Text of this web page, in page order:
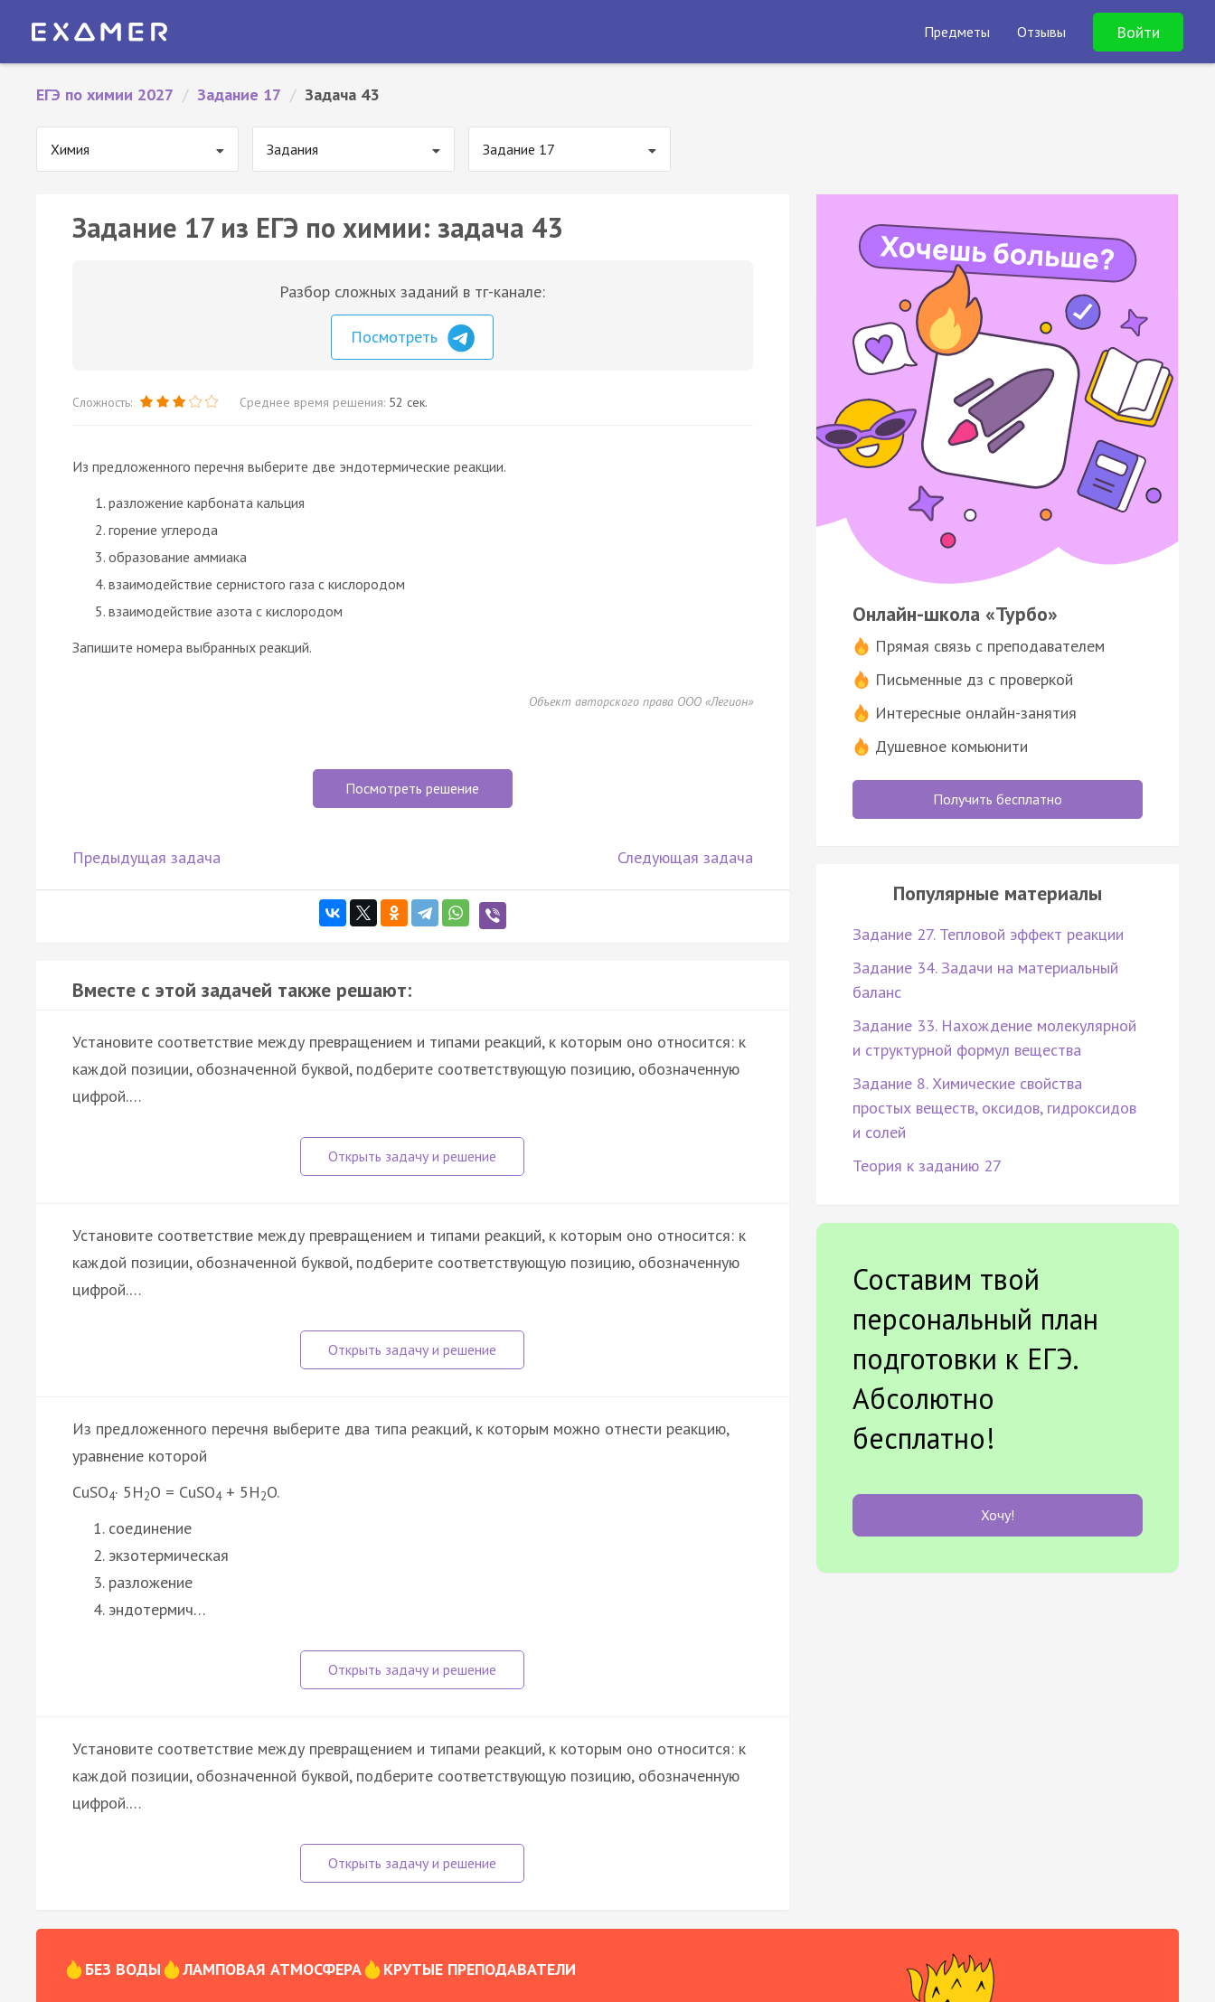
Предметы Отзывы Войти
ЕГЭ по химии 2027 / Задание 17 / Задача 43
Химия Задания Задание 17
Задание 17 из ЕГЭ по химии: задача 43
Разбор сложных заданий в тг-канале:
Посмотреть
Сложность: Среднее время решения: 52 сек.
Из предложенного перечня выберите две эндотермические реакции.
разложение карбоната кальция
горение углерода
образование аммиака
взаимодействие сернистого газа с кислородом
взаимодействие азота с кислородом
Запишите номера выбранных реакций.
Объект авторского права ООО «Легион»
Посмотреть решение
Предыдущая задача Следующая задача
Вместе с этой задачей также решают:
Установите соответствие между превращением и типами реакций, к которым оно относится: к
каждой позиции, обозначенной буквой, подберите соответствующую позицию, обозначенную
цифрой.…
Установите соответствие между превращением и типами реакций, к которым оно относится: к
каждой позиции, обозначенной буквой, подберите соответствующую позицию, обозначенную
цифрой.…
Из предложенного перечня выберите два типа реакций, к которым можно отнести реакцию,
уравнение которой
CuSO4· 5H2O = CuSO4+ 5H2O.
соединение
экзотермическая
разложение
эндотермич…
Установите соответствие между превращением и типами реакций, к которым оно относится: к
каждой позиции, обозначенной буквой, подберите соответствующую позицию, обозначенную
цифрой.…
Онлайн-школа «Турбо»
Прямая связь с преподавателем
Письменные дз с проверкой
Интересные онлайн-занятия
Душевное комьюнити
Получить бесплатно
Популярные материалы
Задание 27. Тепловой эффект реакции
Задание 34. Задачи на материальный
баланс
Задание 33. Нахождение молекулярной
и структурной формул вещества
Задание 8. Химические свойства
простых веществ, оксидов, гидроксидов
и солей
Теория к заданию 27
Составим твой
персональный план
подготовки к ЕГЭ.
Абсолютно
бесплатно!
Хочу!
БЕЗ ВОДЫ ЛАМПОВАЯ АТМОСФЕРА КРУТЫЕ ПРЕПОДАВАТЕЛИ